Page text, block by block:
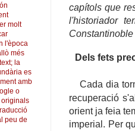
capítols que
l'historiador
Dels fets
Cada dia
recuperació
orient ja feia
imperial. Per
molt
l'època
més
la
es
amb
o
originals
peu de